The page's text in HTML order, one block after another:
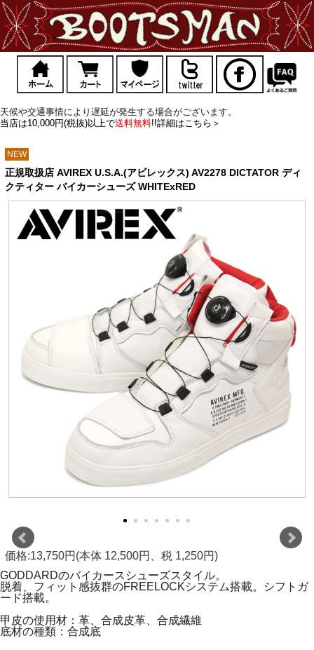
天候や交通事情により遅延が発生する場合がございます。
当店は10,000円(税抜)以上で送料無料!!詳細はこちら＞
NEW
正規取扱店 AVIREX U.S.A.(アビレックス) AV2278 DICTATOR ディ
クティター バイカーシューズ WHITExRED
価格:13,750円(本体 12,500円、税 1,250円)
GODDARDのバイカースシューズスタイル。
脱着、フィット感抜群のFREELOCKシステム搭載。シフトガ
ード搭載。
甲皮の使用材：革、合成皮革、合成繊維
底材の種類：合成底